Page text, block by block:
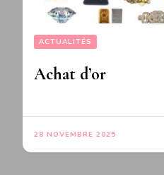
ACTUALITÉS
Achat d’or
28 NOVEMBRE 2025